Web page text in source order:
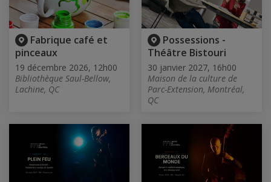
Fabrique café et
pinceaux
19 décembre 2026, 12h00
Bibliothèque Saul-Bellow,
Lachine, QC
Possessions -
Théâtre Bistouri
30 janvier 2027, 16h00
Maison de la culture de
Parc-Extension, Montréal,
QC